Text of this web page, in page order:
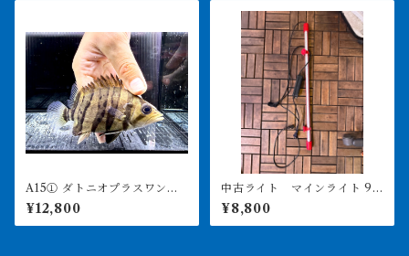
A15① ダトニオプラスワン
変わりバンド 12㎝前後
¥12,800
中古ライト マインライト 90
0用 美品 引き取り限定
¥8,800